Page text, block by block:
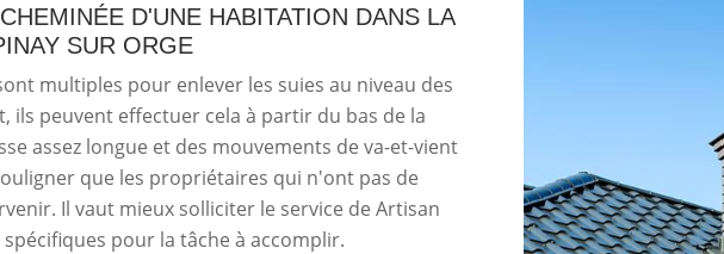
D'UNE HABITATION DANS LA
SUR ORGE
multiples pour enlever les suies au niveau des
ils peuvent effectuer cela à partir du bas de la
assez longue et des mouvements de va-et-vient
que les propriétaires qui n'ont pas de
Il vaut mieux solliciter le service de Artisan
pour la tâche à accomplir.